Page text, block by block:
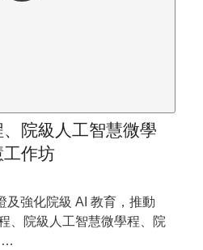
院級人工智慧微學
作坊
及強化院級 AI 教育，推動
、院級人工智慧微學程、院
…